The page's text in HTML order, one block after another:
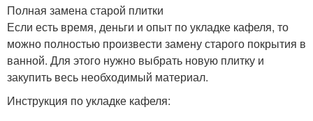
Полная замена старой плитки
Если есть время, деньги и опыт по укладке кафеля, то
можно полностью произвести замену старого покрытия в
ванной. Для этого нужно выбрать новую плитку и
закупить весь необходимый материал.
Инструкция по укладке кафеля: